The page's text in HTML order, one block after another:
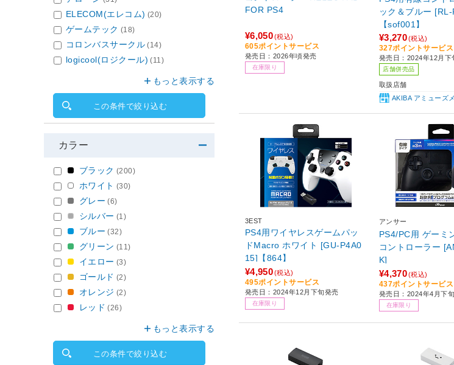
FOR PS4
¥6,050(税込)
605ポイントサービス
発売日：2026年頃発売
在庫限り
ック＆ブルー
【sof001】
¥3,270(税込)
327ポイントサービス
発売日：2024年12月下
店舗併売品
取扱店舗
AKIBA アミューズ
3EST
PS4用ワイヤレスゲームパッ
ドMacro ホワイト [GU-P4A0
15]【864】
¥4,950(税込)
495ポイントサービス
発売日：2024年12月下旬発売
在庫限り
アンサー
PS4/PC用 ゲーミ
コントローラー
K]
¥4,370(税込)
437ポイントサービス
発売日：2024年4月下
在庫限り
ELECOM(エレコム) (20)
ゲームテック (18)
コロンバスサークル (14)
logicool(ロジクール) (11)
もっと表示する
この条件で絞り込む
カラー
ブラック (200)
ホワイト (30)
グレー (6)
シルバー (1)
ブルー (32)
グリーン (11)
イエロー (3)
ゴールド (2)
オレンジ (2)
レッド (26)
もっと表示する
この条件で絞り込む